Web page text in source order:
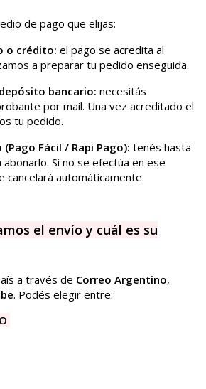
de pago que elijas:
o crédito: el pago se acredita al
a preparar tu pedido enseguida.
bancario: necesitás
por mail. Una vez acreditado el
tu pedido.
Fácil / Rapi Pago): tenés hasta
Si no se efectúa en ese
cancelará automáticamente.
el envío y cuál es su
a través de Correo Argentino,
. Podés elegir entre: